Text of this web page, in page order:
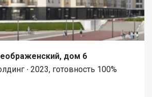
дом 6
∙ 2023, готовность 100%